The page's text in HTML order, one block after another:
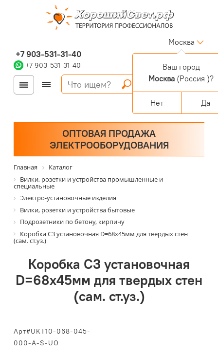
+7 903-531-31-40
+7 903-531-31-40
Москва
Войти
Регистрация
Корзина
0 позиций
Персональный раздел
ОПТОВАЯ ПРОДАЖА
ЭЛЕКТРООБОРУДОВАНИЯ
Главная
Каталог
Вилки, розетки и устройства промышленные и
специальные
Электро-установочные изделия
Вилки, розетки и устройства бытовые
Подрозетники по бетону, кирпичу
Коробка С3 установочная D=68x45мм для твердых стен
(сам. ст.уз.)
Коробка С3 установочная
D=68x45мм для твердых стен
(сам. ст.уз.)
Арт#UKT10-068-045-
000-A-S-UO
Ваш город
Москва (Россия )?
Нет Да